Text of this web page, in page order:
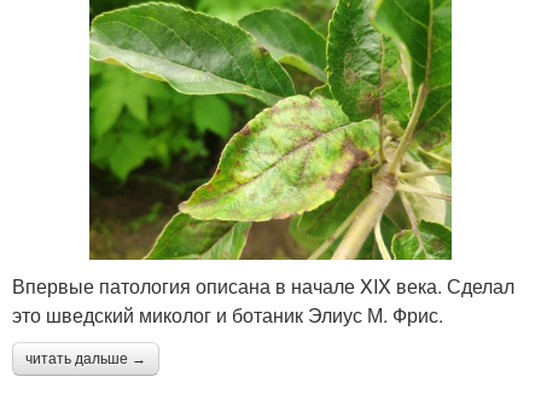
Впервые патология описана в начале XIX века. Сделал
это шведский миколог и ботаник Элиус М. Фрис.
читать дальше →